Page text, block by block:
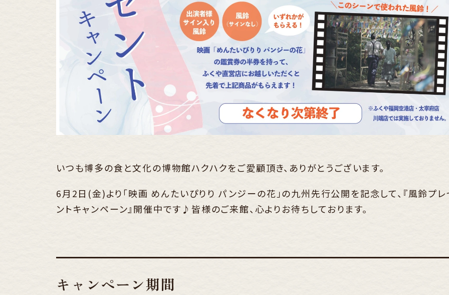
いつも博多の食と文化の博物館ハクハクをご愛顧頂き、ありがとうございます。
6月2日(金)より「映画 めんたいぴりり パンジーの花」の九州先行公開を記念して、『風鈴プレ
ントキャンペーン』開催中です♪皆様のご来館、心よりお待ちしております。
キャンペーン期間